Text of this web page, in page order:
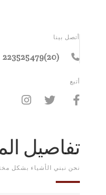
أتصل بينا
(20)223525479
أتبع
تفاصيل
نحن نبني الأشياء بشكل